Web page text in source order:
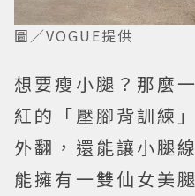
圖／VOGUE提供
想要瘦小腿？那麼
紅的「壓腳背訓練
外翻，還能讓小腿
能擁有一雙仙女美